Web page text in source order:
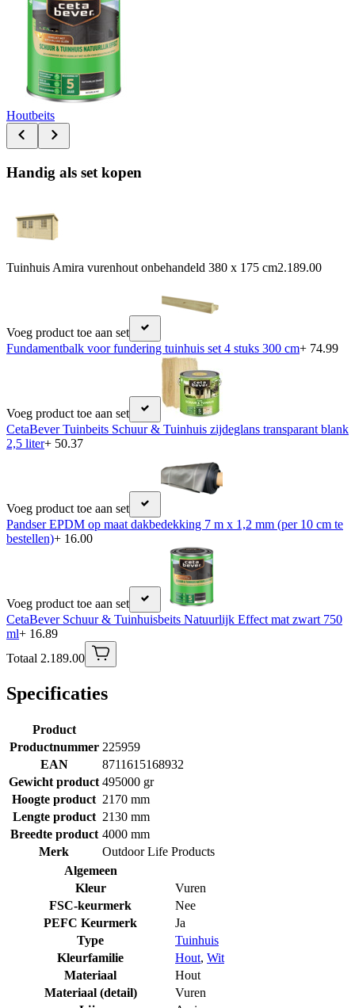
Houtbeits
Handig als set kopen
Tuinhuis Amira vurenhout onbehandeld 380 x 175 cm2.189.00
Voeg product toe aan set
Fundamentbalk voor fundering tuinhuis set 4 stuks 300 cm+ 74.99
Voeg product toe aan set
CetaBever Tuinbeits Schuur & Tuinhuis zijdeglans transparant blank
2,5 liter+ 50.37
Voeg product toe aan set
Pandser EPDM op maat dakbedekking 7 m x 1,2 mm (per 10 cm te
bestellen)+ 16.00
Voeg product toe aan set
CetaBever Schuur & Tuinhuisbeits Natuurlijk Effect mat zwart 750
ml+ 16.89
Totaal 2.189.00
Specificaties
Product
Productnummer 225959
EAN
8711615168932
Gewicht product 495000 gr
Hoogte product 2170 mm
Lengte product 2130 mm
Breedte product 4000 mm
Merk
Outdoor Life Products
Algemeen
Kleur
Vuren
FSC-keurmerk
Nee
PEFC Keurmerk
Ja
Type
Tuinhuis
Kleurfamilie
Hout, Wit
Materiaal
Hout
Materiaal (detail)
Vuren